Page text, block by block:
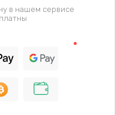
пайка
в нашем сервисе